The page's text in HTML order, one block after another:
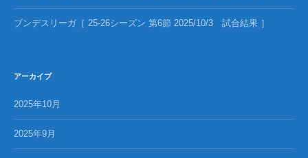
ブンデスリーガ［ 25-26シーズン 第6節 2025/10/3 試合結果 ］
アーカイブ
2025年10月
2025年9月